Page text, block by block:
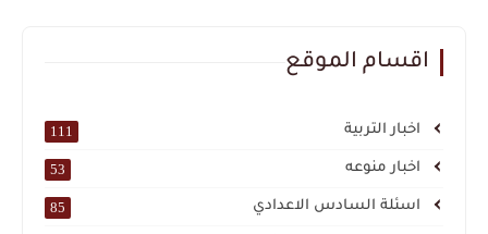
اقسام الموقع
اخبار التربية 111
اخبار منوعه 53
اسئلة السادس الاعدادي 85